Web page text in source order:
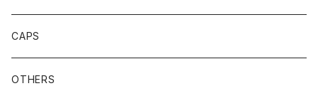
CAPS
OTHERS